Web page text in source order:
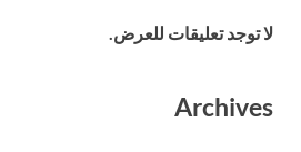
لا توجد تعليقات للعرض.
Archives